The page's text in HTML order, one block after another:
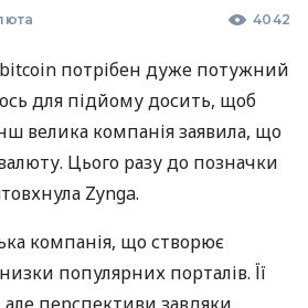
4042
потрібен дуже потужний
для підйому досить, щоб
велика компанія заявила, що
Цього разу до позначки
Zynga.
компанія, що створює
популярних порталів. Її